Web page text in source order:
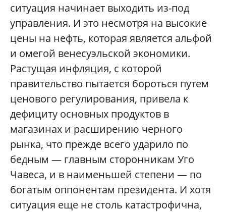
ситуация начинает выходить из-под
управления. И это несмотря на высокие
цены на нефть, которая является альфой
и омегой венесуэльской экономики.
Растущая инфляция, с которой
правительство пытается бороться путем
ценового регулирования, привела к
дефициту основных продуктов в
магазинах и расширению черного
рынка, что прежде всего ударило по
бедным — главным сторонникам Уго
Чавеса, и в наименьшей степени — по
богатым оппонентам президента. И хотя
ситуация еще не столь катастрофична,